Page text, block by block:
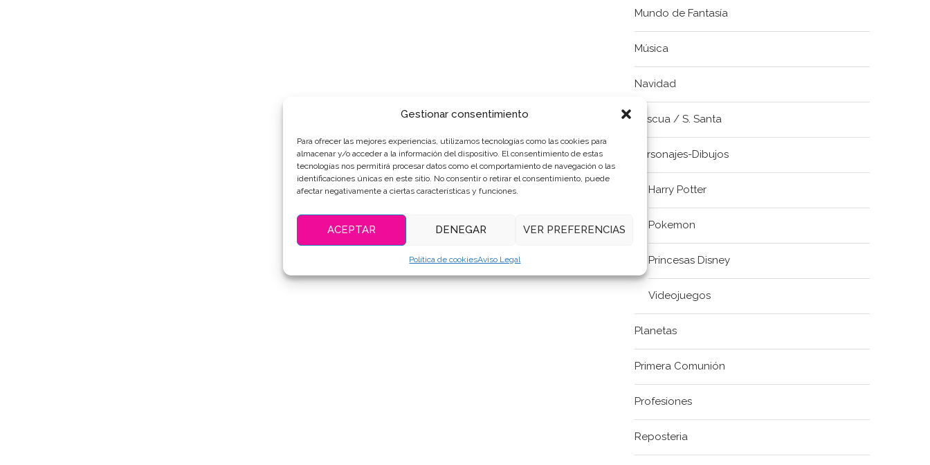
Gestionar consentimiento
Para ofrecer las mejores experiencias, utilizamos tecnologías como las cookies para
almacenar y/o acceder a la información del dispositivo. El consentimiento de estas
tecnologías nos permitirá procesar datos como el comportamiento de navegación o las
identificaciones únicas en este sitio. No consentir o retirar el consentimiento, puede
afectar negativamente a ciertas características y funciones.
ACEPTAR DENEGAR VER PREFERENCIAS
Política de cookiesAviso Legal
Mundo de Fantasía
Música
Navidad
Pascua / S. Santa
Personajes-Dibujos
Harry Potter
Pokemon
Princesas Disney
Videojuegos
Planetas
Primera Comunión
Profesiones
Reposteria